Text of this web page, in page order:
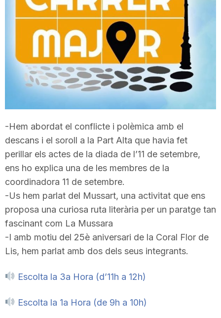
d
a
r
r
g
-Hem abordat el conflicte i polèmica amb el
descans i el soroll a la Part Alta que havia fet
perillar els actes de la diada de l’11 de setembre,
ens ho explica una de les membres de la
coordinadora 11 de setembre.
-Us hem parlat del Mussart, una activitat que ens
proposa una curiosa ruta literària per un paratge tan
fascinant com La Mussara
-I amb motiu del 25è aniversari de la Coral Flor de
Lis, hem parlat amb dos dels seus integrants.
Escolta la 3a Hora (d’11h a 12h)
Escolta la 1a Hora (de 9h a 10h)